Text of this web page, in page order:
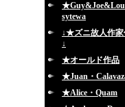
sytewa
↓★ズニ故人作
↓
★オールド作品
★Juan・
★Alice・Quam